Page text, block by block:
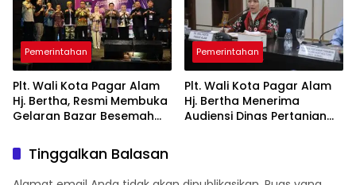
Pemerintahan
Plt. Wali Kota Pagar Alam
Hj. Bertha, Resmi Membuka
Gelaran Bazar Besemah
Pemerintahan
Plt. Wali Kota Pagar Alam
Hj. Bertha Menerima
Audiensi Dinas Pertanian
Tinggalkan Balasan